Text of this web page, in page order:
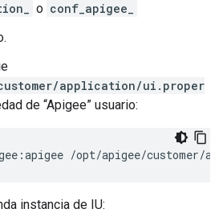
o conf_apigee_
application/ui.proper
de “Apigee” usuario:
/opt/apigee/customer/
instancia de IU: